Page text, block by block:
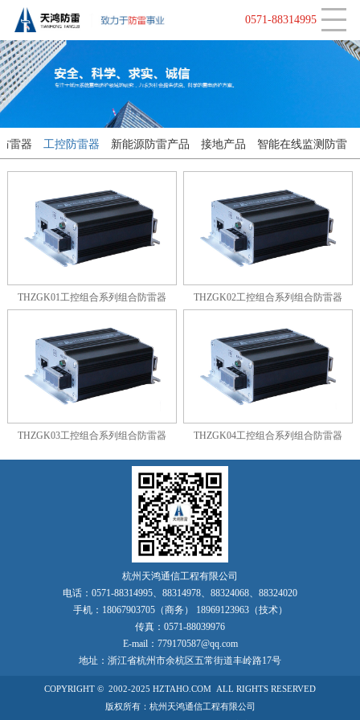
0571-88314995
监控类防雷器
天馈防雷器
中波防雷器
工控防雷器
新能源防雷产品
智能在线监测防雷
视频监控
电源系统
大地网接地
消控报警系统
行业动态
CLOSE
雷器 工控防雷器 新能源防雷产品 接地产品 智能在线监测防雷
THZGK01工控组合系列组合防雷器 THZGK02工控组合系列组合防雷器
THZGK03工控组合系列组合防雷器 THZGK04工控组合系列组合防雷器
杭州天鸿通信工程有限公司
电话： 0571-88314995 88314978 88324068
88324020
手机： 18067903705（商务） 18969123963（技术）
传真： 0571-88039976
E-mail：779170587@qq.com
地址：浙江省杭州市余杭区五常街道丰岭路17号
COPYRIGHT © 2002-2025 HZTAHO.COM ALL RIGHTS RESERVED
版权所有：杭州天鸿通信工程有限公司